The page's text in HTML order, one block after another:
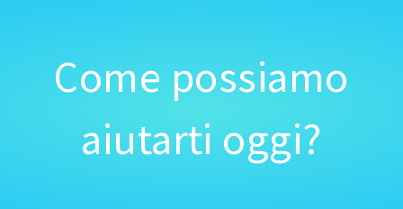
Come possiamo
aiutarti oggi?